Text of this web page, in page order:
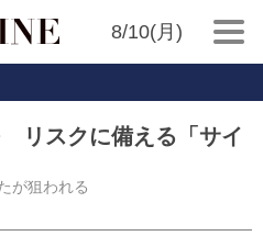
8/10(月)
リスクに備える「サイ
が狙われる